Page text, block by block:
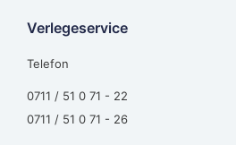
Verlegeservice
Telefon
0711 / 51 0 71 - 22
0711 / 51 0 71 - 26